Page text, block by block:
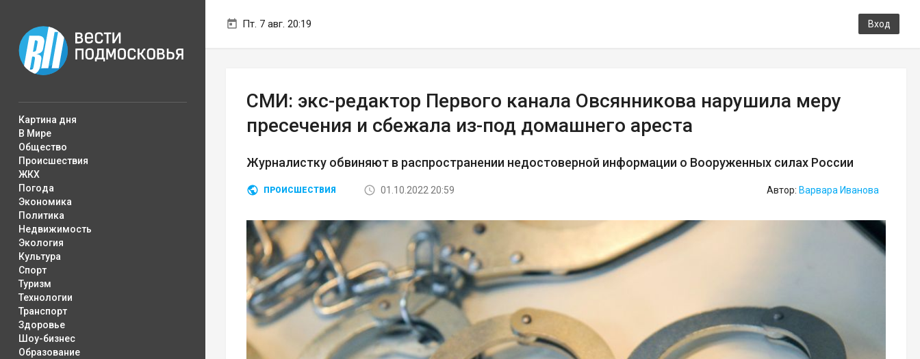
Пт. 7 авг. 20:19 Вход
Картина дня
В Мире
Общество
Происшествия
ЖКХ
Погода
Экономика
Политика
Недвижимость
Экология
Культура
Спорт
Туризм
Технологии
Транспорт
Здоровье
Шоу-бизнес
Образование
СМИ: экс-редактор Первого канала Овсянникова нарушила меру
пресечения и сбежала из-под домашнего ареста
Журналистку обвиняют в распространении недостоверной информации о Вооруженных силах России
ПРОИСШЕСТВИЯ 01.10.2022 20:59 Автор: Варвара Иванова